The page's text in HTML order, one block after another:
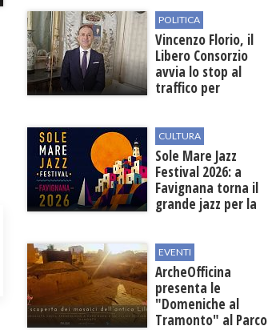
POLITICA
Vincenzo Florio, il
Libero Consorzio
avvia lo stop al
traffico per
all'aeroporto
CULTURA
Sole Mare Jazz
Festival 2026: a
Favignana torna il
grande jazz per la
EVENTI
ArcheOfficina
presenta le
"Domeniche al
Tramonto" al Parco